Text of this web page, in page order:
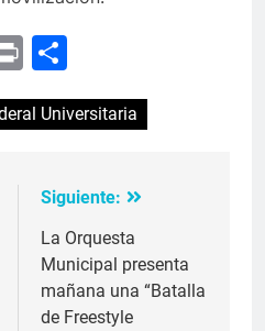
Print
Universitaria
Siguiente:
La Orquesta
Municipal presenta
mañana una “Batalla
de Freestyle